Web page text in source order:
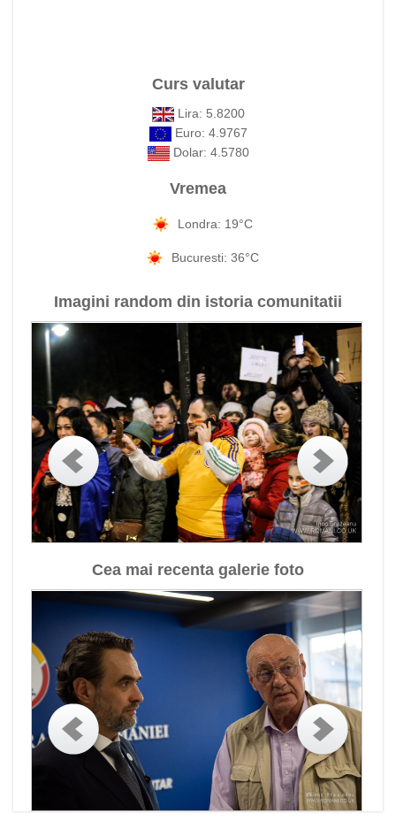
Curs valutar
Lira: 5.8200
Euro: 4.9767
Dolar: 4.5780
Vremea
Londra: 19°C
Bucuresti: 36°C
Imagini random din istoria comunitatii
Cea mai recenta galerie foto